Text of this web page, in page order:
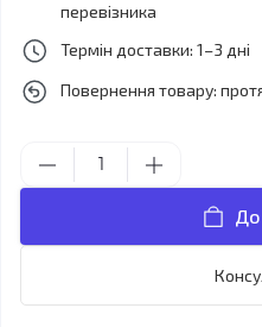
перевізника
Термін доставки: 1–3 дні
Повернення товару:
До